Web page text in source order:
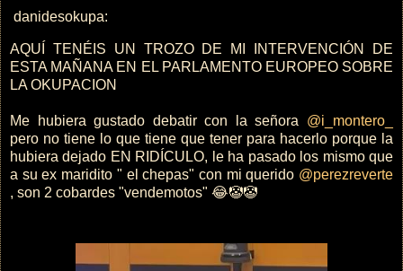
danidesokupa:
AQUÍ TENÉIS UN TROZO DE MI INTERVENCIÓN DE
ESTA MAÑANA EN EL PARLAMENTO EUROPEO SOBRE
LA OKUPACION
Me hubiera gustado debatir con la señora @i_montero_
pero no tiene lo que tiene que tener para hacerlo porque la
hubiera dejado EN RIDÍCULO, le ha pasado los mismo que
a su ex maridito " el chepas" con mi querido @perezreverte
, son 2 cobardes "vendemotos" 😂🤡🤡